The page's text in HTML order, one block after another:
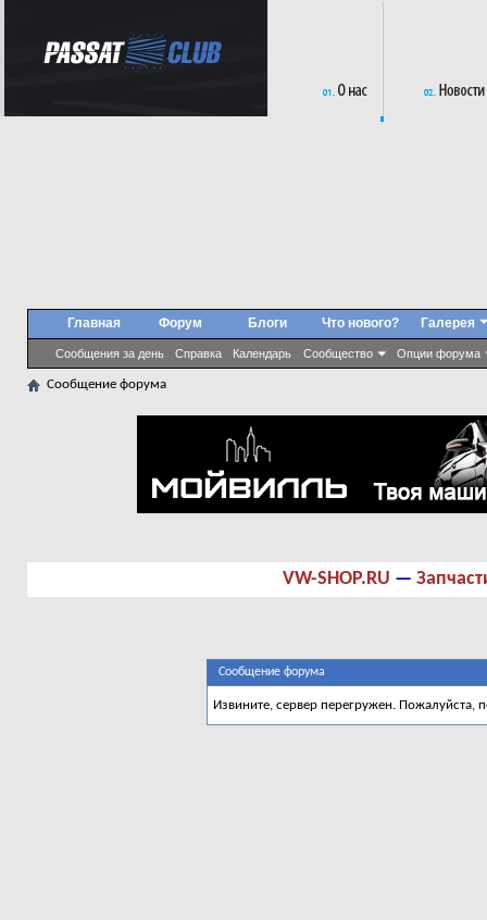
Главная Форум
Сообщения за день Справка Календарь Сообщество Опции форума
Блоги Что нового? Галерея
Сообщение форума
VW-SHOP.RU —
Сообщение форума
Извините, сервер перегружен. Пожалуйста,